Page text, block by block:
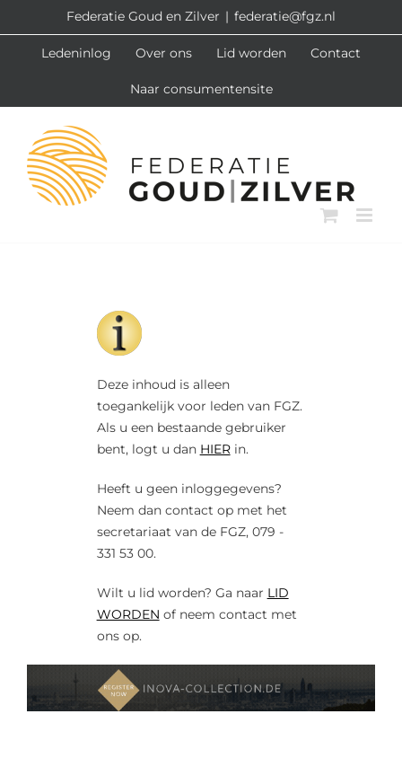
naar
inhoud
Federatie Goud en Zilver | federatie@fgz.nl
Ledeninlog Over ons Lid worden Contact
Naar consumentensite
Deze inhoud is alleen
toegankelijk voor leden van FGZ.
Als u een bestaande gebruiker
bent, logt u dan HIERin.
Heeft u geen inloggegevens?
Neem dan contact op met het
secretariaat van de FGZ, 079 -
331 53 00.
Wilt u lid worden? Ga naar LID
WORDEN of neem contact met
ons op.